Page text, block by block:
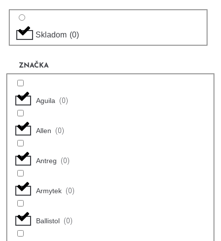
Skladom (0)
ZNAČKA
Aguila (0)
Allen (0)
Antreg (0)
Armytek (0)
Ballistol (0)